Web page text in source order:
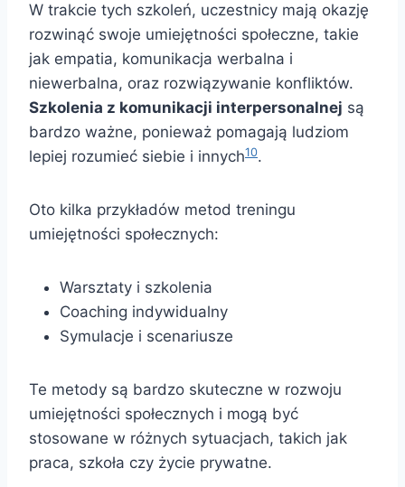
W trakcie tych szkoleń, uczestnicy mają okazję
rozwinąć swoje umiejętności społeczne, takie
jak empatia, komunikacja werbalna i
niewerbalna, oraz rozwiązywanie konfliktów.
Szkolenia z komunikacji interpersonalnej są
bardzo ważne, ponieważ pomagają ludziom
lepiej rozumieć siebie i innych10.
Oto kilka przykładów metod treningu
umiejętności społecznych:
Warsztaty i szkolenia
Coaching indywidualny
Symulacje i scenariusze
Te metody są bardzo skuteczne w rozwoju
umiejętności społecznych i mogą być
stosowane w różnych sytuacjach, takich jak
praca, szkoła czy życie prywatne.